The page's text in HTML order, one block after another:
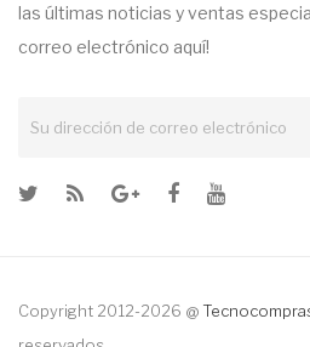
las últimas noticias y ventas
correo electrónico aquí!
Copyright 2012-2026 @